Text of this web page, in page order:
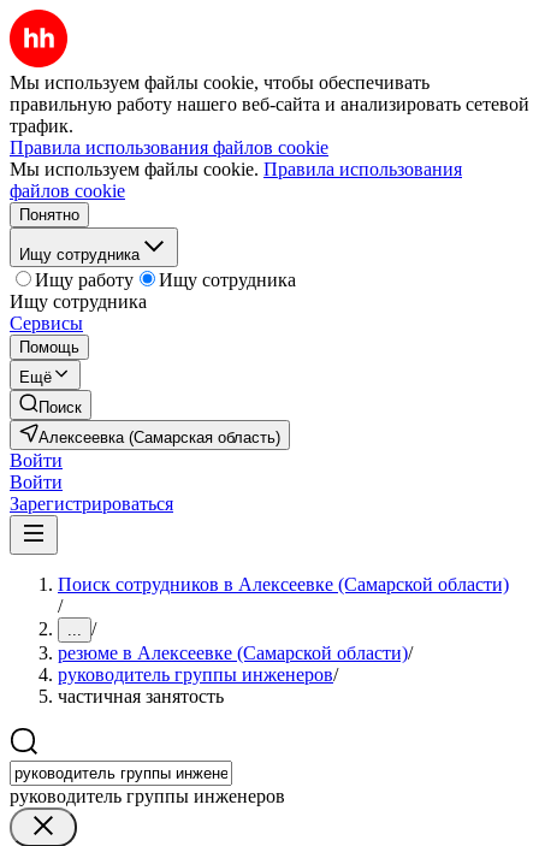
Мы используем файлы cookie, чтобы обеспечивать
правильную работу нашего веб-сайта и анализировать сетевой
трафик.
Правила использования файлов cookie
Мы используем файлы cookie. Правила использования
файлов cookie
Понятно
Ищу сотрудника
Ищу работу
Ищу сотрудника
Ищу сотрудника
Сервисы
Помощь
Ещё
Поиск
Алексеевка (Самарская область)
Войти
Войти
Зарегистрироваться
Поиск сотрудников в Алексеевке (Самарской области)
/
... /
резюме в Алексеевке (Самарской области)/
руководитель группы инженеров/
частичная занятость
руководитель группы инженеров